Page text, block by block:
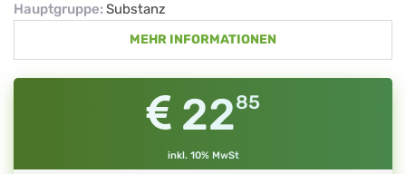
Hauptgruppe: Substanz
MEHR INFORMATIONEN
2285
inkl. 10% MwSt